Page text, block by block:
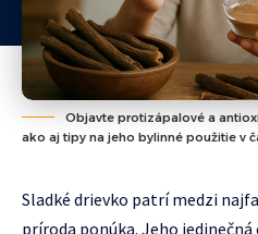
Objavte protizápalové a
ako aj tipy na jeho bylinné použitie v
Sladké drievko patrí medzi
príroda ponúka. Jeho